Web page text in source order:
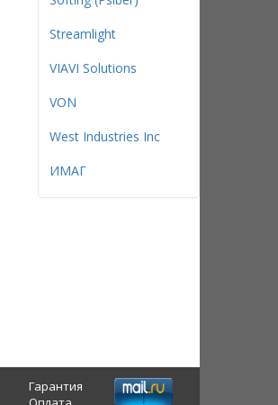
Streamlight
VIAVI Solutions
VON
West Industries Inc
ИМАГ
Гарантия